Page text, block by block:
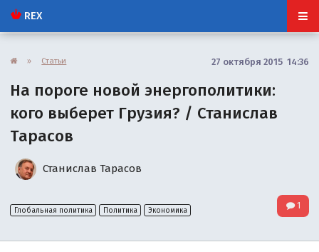
REX
» Статьи 27 октября 2015 14:36
На пороге новой энергополитики:
кого выберет Грузия? / Станислав
Тарасов
Станислав Тарасов
Глобальная политика Политика Экономика 1